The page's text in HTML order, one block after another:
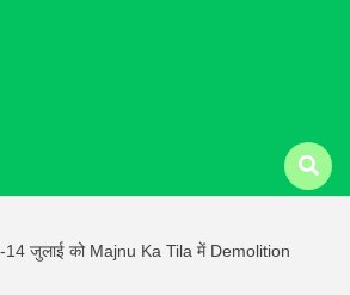
14 जुलाई को Majnu Ka Tila में Demolition